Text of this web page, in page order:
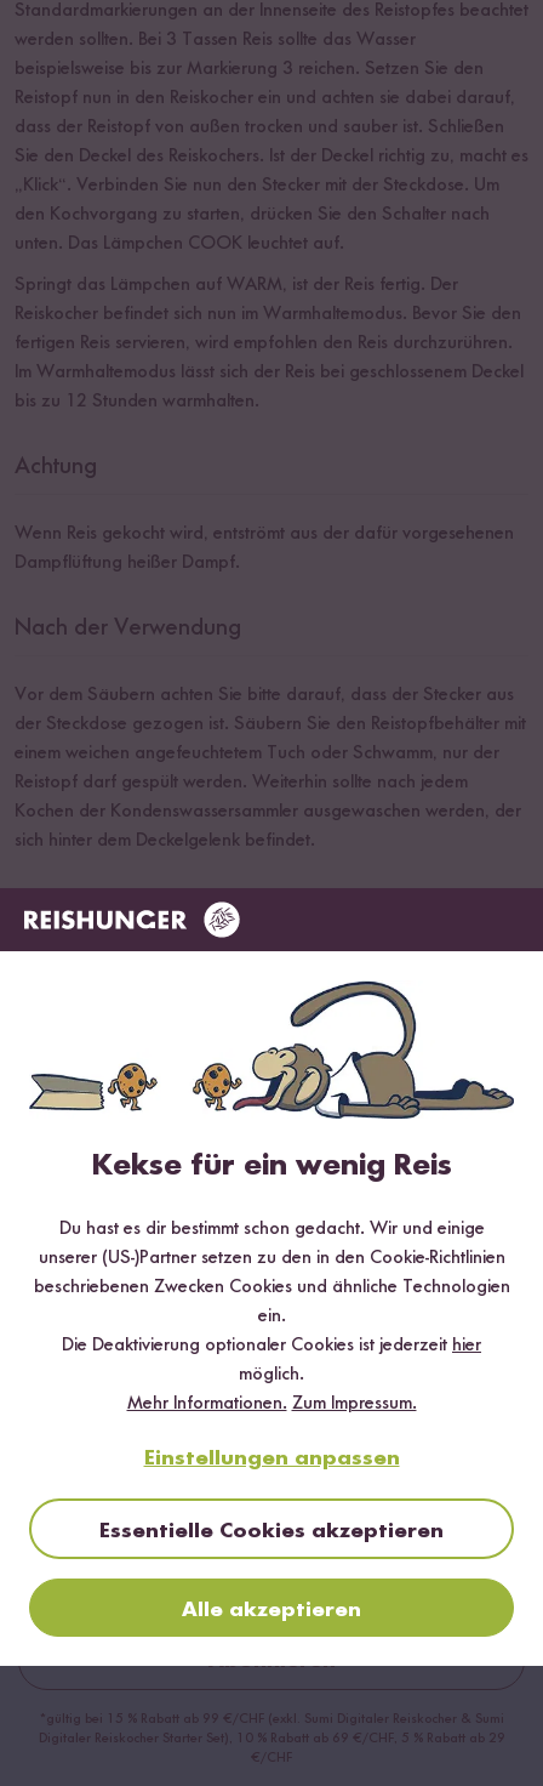
Standardmarkierungen an der Innenseite des Reistopfes beachtet
werden sollten. Bei 3 Tassen Reis sollte das Wasser
beispielsweise bis zur Markierung 3 reichen. Setzen Sie den
Reistopf nun in den Reiskocher ein und achten sie dabei darauf,
dass der Reistopf von außen trocken und sauber ist. Schließen
Sie den Deckel des Reiskochers. Ist der Deckel richtig zu, macht es
„Klick“. Verbinden Sie nun den Stecker mit der Steckdose. Um
den Kochvorgang zu starten, drücken Sie den Schalter nach
unten. Das Lämpchen COOK leuchtet auf.
Springt das Lämpchen auf WARM, ist der Reis fertig. Der
Reiskocher befindet sich nun im Warmhaltemodus. Bevor Sie den
fertigen Reis servieren, wird empfohlen den Reis durchzurühren.
Im Warmhaltemodus lässt sich der Reis bei geschlossenem Deckel
bis zu 12 Stunden warmhalten.
Achtung
Wenn Reis gekocht wird, entströmt aus der dafür vorgesehenen
Dampflüftung heißer Dampf.
Nach der Verwendung
Vor dem Säubern achten Sie bitte darauf, dass der Stecker aus
der Steckdose gezogen ist. Säubern Sie den Reistopfbehälter mit
einem weichen angefeuchtetem Tuch oder Schwamm, nur der
Reistopf darf gespült werden. Weiterhin sollte nach jedem
Kochen der Kondenswassersammler ausgewaschen werden, der
sich hinter dem Deckelgelenk befindet.
Hinweis:Eine ausführliche Bedienungsanleitung für die Cuckoo
Reiskocher können Sie sichhier
Jetzt zum Newsletter anmelden
erste Bestellung. Hierbei gilt: Je voller dein Warenkorb, desto
höher dein Rabatt.
Abonnieren
*gültig bei 15 % Rabatt ab 99 €/CHF (exkl. Sumi Digitaler Reiskocher & Sumi
Digitaler Reiskocher Starter Set), 10 % Rabatt ab 69 €/CHF, 5 % Rabatt ab 29
€/CHF
Kekse für ein wenig Reis
Du hast es dir bestimmt schon gedacht. Wir und einige
unserer (US-)Partner setzen zu den in den Cookie-Richtlinien
beschriebenen Zwecken Cookies und ähnliche Technologien
ein.
Die Deaktivierung optionaler Cookies ist jederzeit hier
möglich.
Mehr Informationen. Zum Impressum.
Einstellungen anpassen
Essentielle Cookies akzeptieren
Alle akzeptieren